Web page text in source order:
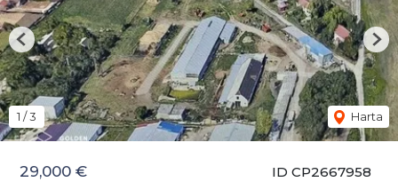
ID CP2667958
29,000 €
1 /3 Harta
Previous